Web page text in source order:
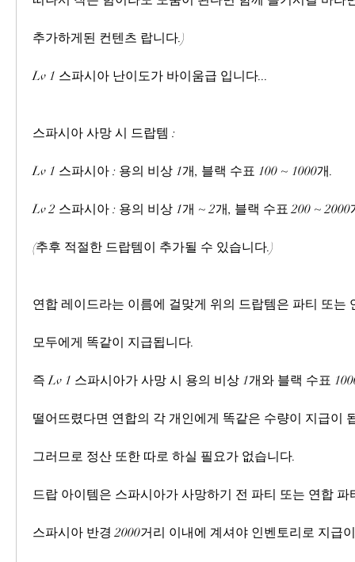
추가하게된 컨텐츠 랍니다.)
Lv 1 스파시아 난이도가 바이움급 입니다...
스파시아 사망 시 드랍템 :
Lv 1 스파시아 : 용의 비상 1개, 블랙 수표 100 ~ 1000개.
Lv 2 스파시아 : 용의 비상 1개 ~ 2개, 블랙 수표 200 ~ 2000
(추후 적절한 드랍템이 추가될 수 있습니다.)
연합 레이드라는 이름에 걸맞게 위의 드랍템은 파티 또는
모두에게 똑같이 지급됩니다.
즉 Lv 1 스파시아가 사망 시 용의 비상 1개와 블랙 수표
떨어뜨렸다면 연합의 각 개인에게 똑같은 수량이 지급이
그러므로 정산 또한 따로 하실 필요가 없습니다.
드랍 아이템은 스파시아가 사망하기 전 파티 또는 연합 파
스파시아 반경 2000거리 이내에 계셔야 인벤토리로 지급